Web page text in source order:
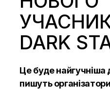
DARK
Це буде найгучніша
пишуть